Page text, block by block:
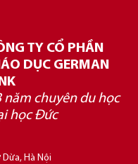
TY CỔ PHẦN
DỤC GERMAN
năm chuyên du học
học Đức
Hà Nội